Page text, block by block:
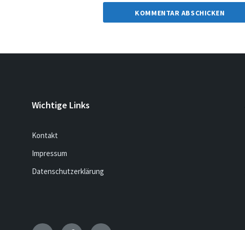
Wichtige Links
Kontakt
Impressum
Datenschutzerklärung